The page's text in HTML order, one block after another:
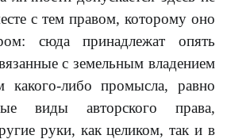
с тем правом, которому оно
сюда принадлежат опять
с земельным владением
какого-либо промысла, равно
виды авторского права,
руки, как целиком, так и в